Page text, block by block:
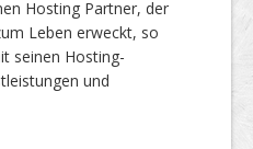
Hosting Partner, der
Leben erweckt, so
seinen Hosting-
und